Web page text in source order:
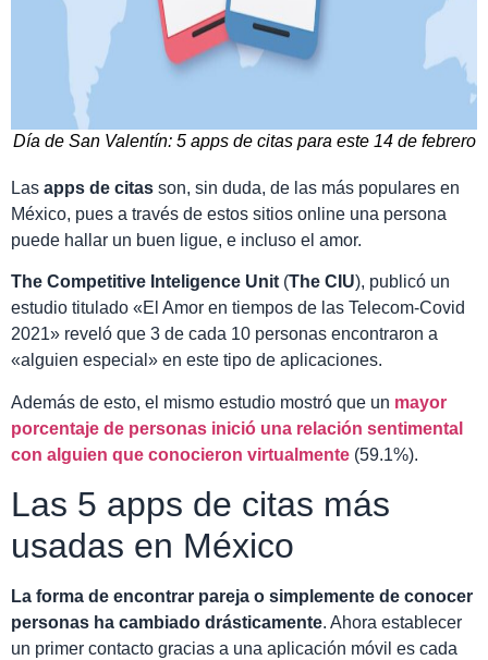
Día de San Valentín: 5 apps de citas para este 14 de febrero
Las apps de citas son, sin duda, de las más populares en
México, pues a través de estos sitios online una persona
puede hallar un buen ligue, e incluso el amor.
The Competitive Inteligence Unit (The CIU), publicó un
estudio titulado «El Amor en tiempos de las Telecom-Covid
2021» reveló que 3 de cada 10 personas encontraron a
«alguien especial» en este tipo de aplicaciones.
Además de esto, el mismo estudio mostró que un mayor
porcentaje de personas inició una relación sentimental
con alguien que conocieron virtualmente (59.1%).
Las 5 apps de citas más
usadas en México
La forma de encontrar pareja o simplemente de conocer
personas ha cambiado drásticamente. Ahora establecer
un primer contacto gracias a una aplicación móvil es cada